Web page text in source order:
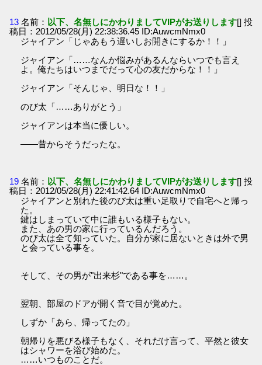
13 名前： 以下、名無しにかわりましてVIPがお送りします[] 投
稿日：2012/05/28(月) 22:38:36.45 ID:AuwcmNmx0
ジャイアン「じゃあもう遅いしお開きにするか！！」
ジャイアン「……なんか悩みがあるんならいつでも言え
よ。俺たちはいつまでだって心の友だからな！！」
ジャイアン「そんじゃ、明日な！！」
のび太「……ありがとう」
ジャイアンは本当に優しい。
――昔からそうだったな。
19 名前： 以下、名無しにかわりましてVIPがお送りします[] 投
稿日：2012/05/28(月) 22:41:42.64 ID:AuwcmNmx0
ジャイアンと別れた後のび太は重い足取りで自宅へと帰っ
た。
鍵はしまっていて中に誰もいる様子もない。
また、あの男の家に行っているんだろう。
のび太は全て知っていた。自分が家に居ないときは外で男
と会っている事を。
そして、その男が"出来杉"である事を……。
翌朝、部屋のドアが開く音で目が覚めた。
しずか「あら、帰ってたの」
朝帰りを悪びる様子もなく、それだけ言って、平然と彼女
はシャワーを浴び始めた。
……いつものことだ。